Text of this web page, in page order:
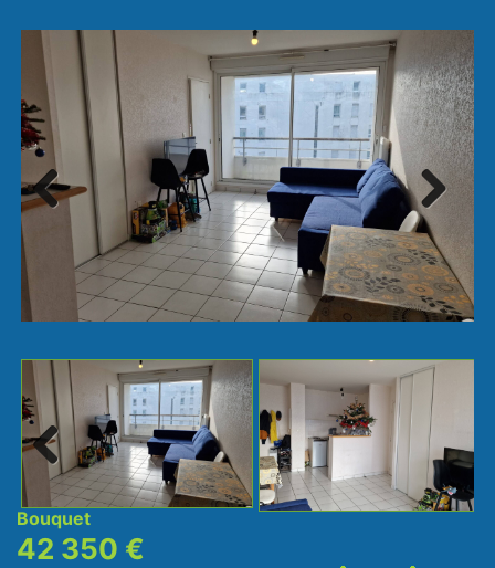
Previ
ous
Next
Bouquet
42 350 €